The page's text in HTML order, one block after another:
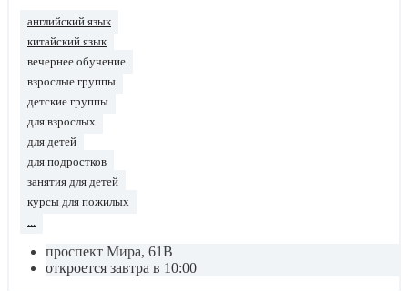
английский язык
китайский язык
вечернее обучение
взрослые группы
детские группы
для взрослых
для детей
для подростков
занятия для детей
курсы для пожилых
проспект Мира, 61В
откроется завтра в 10:00